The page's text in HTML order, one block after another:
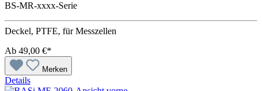
BS-MR-xxxx-Serie
Deckel, PTFE, für Messzellen
Ab 49,00 €*
Merken
Details